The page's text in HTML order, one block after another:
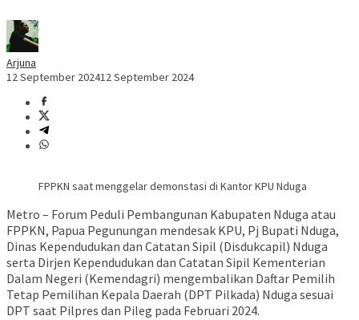
Arjuna
12 September 202412 September 2024
FPPKN saat menggelar demonstasi di Kantor KPU Nduga
Metro – Forum Peduli Pembangunan Kabupaten Nduga atau
FPPKN, Papua Pegunungan mendesak KPU, Pj Bupati Nduga,
Dinas Kependudukan dan Catatan Sipil (Disdukcapil) Nduga
serta Dirjen Kependudukan dan Catatan Sipil Kementerian
Dalam Negeri (Kemendagri) mengembalikan Daftar Pemilih
Tetap Pemilihan Kepala Daerah (DPT Pilkada) Nduga sesuai
DPT saat Pilpres dan Pileg pada Februari 2024.